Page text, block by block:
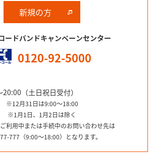
新規の方
ードバンドキャンペーンセンター
0120-92-5000
（土日祝日受付）
※12月31日は9:00～18:00
※1月1日、1月2日は除く
利用中または手続中のお問い合わせ先は
777（9:00～18:00）となります。